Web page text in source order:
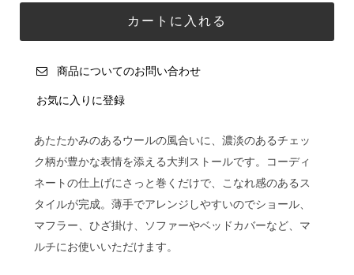
商品についてのお問い合わせ
お気に入りに登録
あたたかみのあるウールの風合いに、濃淡のあるチェッ
ク柄が豊かな表情を添える大判ストールです。コーディ
ネートの仕上げにさっと巻くだけで、こなれ感のあるス
タイルが完成。薄手でアレンジしやすいのでショール、
マフラー、ひざ掛け、ソファーやベッドカバーなど、マ
ルチにお使いいただけます。